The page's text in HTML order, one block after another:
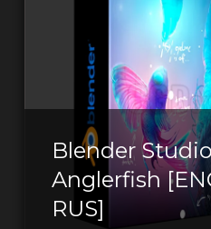
Blender
Anglerfish
RUS]